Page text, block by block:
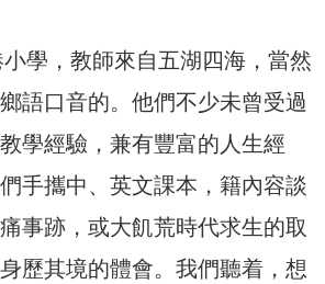
學，教師來自五湖四海，當然
語口音的。他們不少未曾受過
學經驗，兼有豐富的人生經
手攜中、英文課本，籍內容談
事跡，或大飢荒時代求生的取
歷其境的體會。我們聽着，想